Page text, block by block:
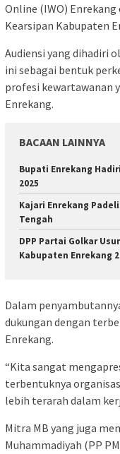
Online (IWO) Enrekang
Kearsipan Kabupaten
Audiensi yang dihadiri
ini sebagai bentuk
profesi kewartawanan
Enrekang.
BACAAN LAINNYA
Bupati Enrekang
2025
Kajari Enrekang
Tengah
DPP Partai Golkar
Kabupaten Enrekang
Dalam
dukungan dengan
Enrekang.
“Kita sangat
terbentuknya
lebih terarah dalam
Mitra MB yang juga
Muhammadiyah (PP